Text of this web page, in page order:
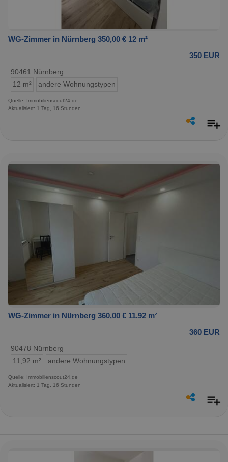
WG-Zimmer in Nürnberg 350,00 € 12 m²
350 EUR
90461 Nürnberg
12 m²
andere Wohnungstypen
Quelle: Immobilienscout24.de
Aktualisiert: 1 Tag, 16 Stunden
WG-Zimmer in Nürnberg 360,00 € 11.92 m²
360 EUR
90478 Nürnberg
11,92 m²
andere Wohnungstypen
Quelle: Immobilienscout24.de
Aktualisiert: 1 Tag, 16 Stunden